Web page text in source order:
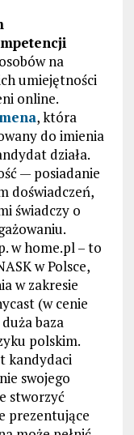
na
umiejętności
online.
, która
do imienia
działa.
— posiadanie
doświadczeń,
świadczy o
w home.pl – to
w Polsce,
w zakresie
(w cenie
baza
polskim.
kandydaci
swojego
stworzyć
prezentujące